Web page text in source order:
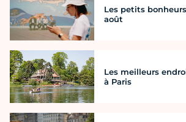
Les petits
août
Les meilleurs
à Paris